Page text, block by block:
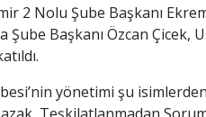
2 Nolu Şube Başkanı
Başkanı Özcan Çicek,
yönetimi şu